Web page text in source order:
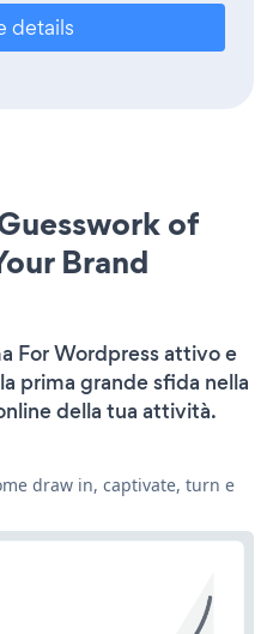
details
of
Brand
For Wordpress attivo e
prima grande sfida nella
della tua attività.
draw in, captivate, turn e